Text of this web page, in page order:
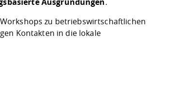
zu betriebswirtschaftlichen
Kontakten in die lokale